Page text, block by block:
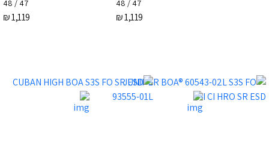
47 / 48
1,119
₪
47 / 48
1,119
₪